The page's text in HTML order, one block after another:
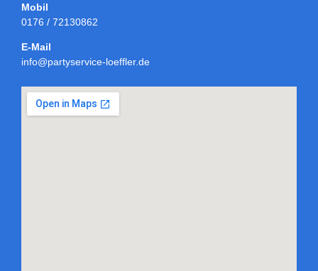
Mobil
0176 / 72130862
E-Mail
info@partyservice-loeffler.de